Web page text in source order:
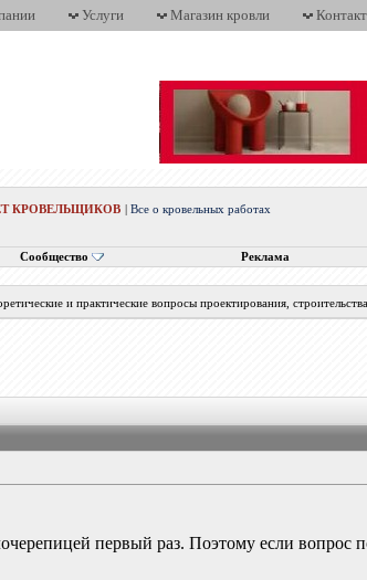
Услуги Магазин кровли
КРОВЕЛЬЩИКОВ |Все о кровельных работах
Сообщество Реклама
и практические вопросы проектирования,
первый раз. Поэтому если вопрос